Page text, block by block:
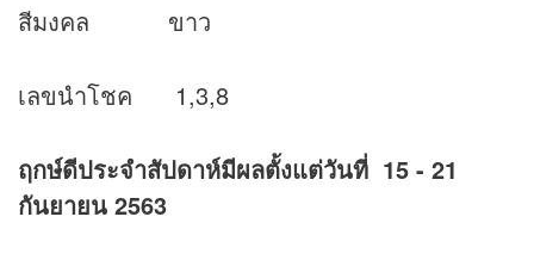
สีมงคล ขาว
เลขนำโชค 1,3,8
ฤกษ์ดีประจำสัปดาห์มีผลตั้งแต่วันที่ 15 - 21
กันยายน 2563